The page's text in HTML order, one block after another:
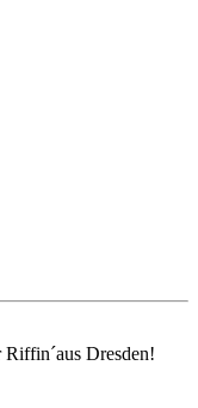
Dresden!